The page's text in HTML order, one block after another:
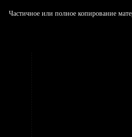
Частичное или полное копирование